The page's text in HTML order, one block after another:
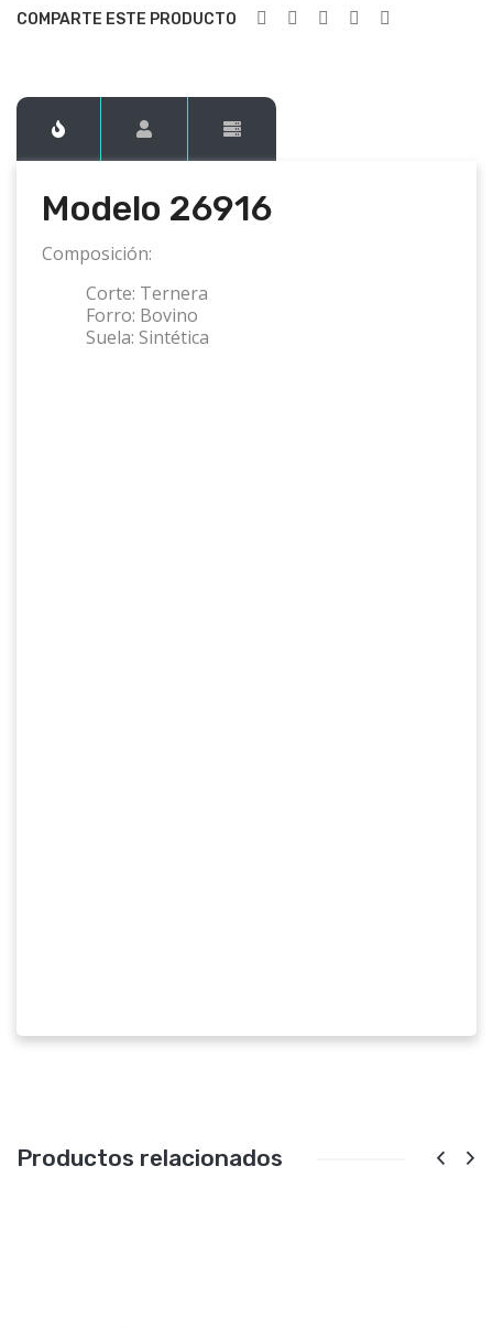
COMPARTE ESTE PRODUCTO
Modelo 26916
Composición:
Corte: Ternera
Forro: Bovino
Suela: Sintética
Productos relacionados